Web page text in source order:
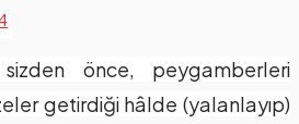
önce, peygamberleri
getirdiği hâlde (yalanlayıp)